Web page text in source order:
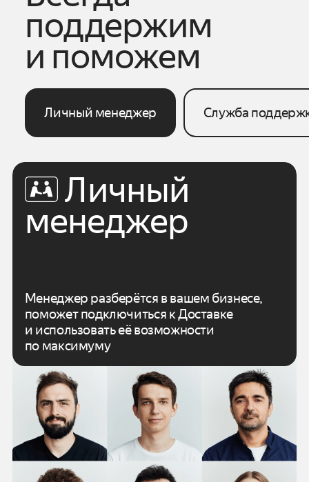
поддержим
и поможем
Личный менеджер Служба
Личный
менеджер
Менеджер разберётся в вашем бизнесе,
поможет подключиться к Доставке
и использоватьеё возможности
по максимуму